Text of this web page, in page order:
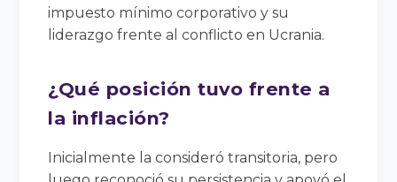
impuesto mínimo corporativo y su
liderazgo frente al conflicto en Ucrania.
¿Qué posición tuvo frente a
la inflación?
Inicialmente la consideró transitoria, pero